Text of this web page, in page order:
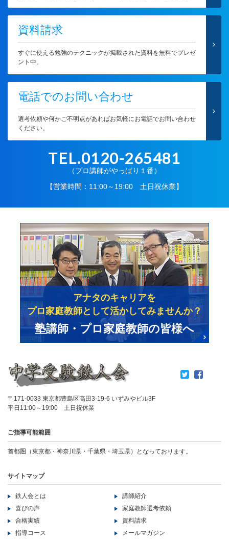
資料請求
すぐに使える勉強のテクニックが掲載された資料を無料でプレゼ
ント中。
電話でのお問い合わせ
選考依頼や何かご不明点があればお気軽にお電話でお問い合わせ
ください。
TEL.0120-265481
（プロ講師がやっぱり１番）
【営業時間：11:00～19:00 土日祝休業】
〒171-0033 東京都豊島区高田3-19-6 いずみやビル3F
平日11:00～19:00 土日祝休業
ご指導可能範囲
首都圏（東京都・神奈川県・千葉県・埼玉県）となっております。
サイトマップ
鉄人会とは
喜びの声
合格実績
指導コース
講師紹介
家庭教師選考依頼
資料請求
メールマガジン
アナタのキャリアを
プロ家庭教師として活かしてみませんか？
塾講師・プロ家庭教師の皆様へ